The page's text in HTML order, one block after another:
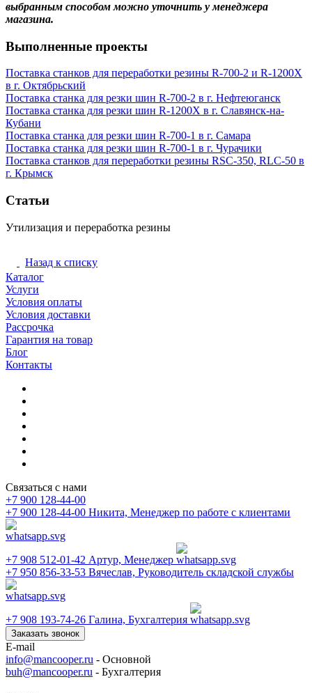
выбранным способом можно уточнить у менеджера
магазина.
Выполненные проекты
Поставка станков для переработки резины R-700-2 и R-1200X
в г. Октябрьский
Поставка станка для резки шин R-700-2 в г. Нефтеюганск
Поставка станка для резки шин R-1200X в г. Славянск-на-
Кубани
Поставка станка для резки шин R-700-1 в г. Самара
Поставка станка для резки шин R-700-1 в г. Чурачики
Поставка станков для переработки резины RSC-350, RLC-50 в
г. Крымск
Статьи
Утилизация и переработка резины
Назад к списку
Каталог
Услуги
Условия оплаты
Условия доставки
Рассрочка
Гарантия на товар
Блог
Контакты
Связаться с нами
+7 900 128-44-00
+7 900 128-44-00 Никита, Менеджер по работе с клиентами
+7 908 512-01-42 Артур, Менеджер
+7 950 856-33-53 Вячеслав, Руководитель складской службы
+7 908 193-74-26 Галина, Бухгалтерия
Заказать звонок
E-mail
info@mancooper.ru - Основной
buh@mancooper.ru - Бухгалтерия